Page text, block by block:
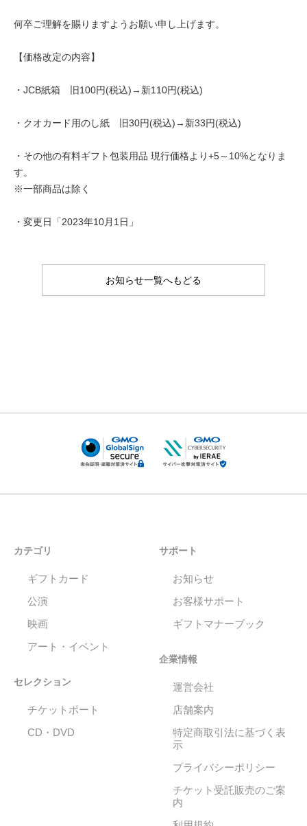
何卒ご理解を賜りますようお願い申し上げます。
【価格改定の内容】
・JCB紙箱 旧100円(税込)→新110円(税込)
・クオカード用のし紙 旧30円(税込)→新33円(税込)
・その他の有料ギフト包装用品 現行価格より+5～10%となりま
す。
※一部商品は除く
・変更日「2023年10月1日」
お知らせ一覧へもどる
カテゴリ
ギフトカード
公演
映画
アート・イベント
セレクション
チケットポート
CD・DVD
サポート
お知らせ
お客様サポート
ギフトマナーブック
企業情報
運営会社
店舗案内
特定商取引法に基づく表
示
プライバシーポリシー
チケット受託販売のご案
内